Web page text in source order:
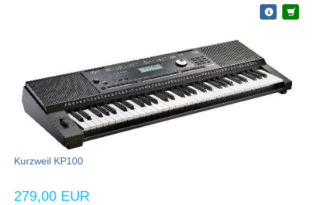
Kurzweil KP100
279,00 EUR